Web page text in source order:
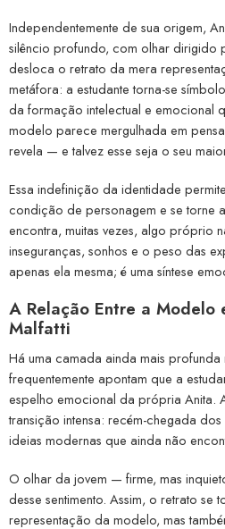
Independentemente de sua origem,
silêncio profundo, com olhar dirigido
desloca o retrato da mera
metáfora: a estudante torna-se
da formação intelectual e emocional
modelo parece mergulhada em
revela — e talvez esse seja o seu
Essa indefinição da identidade
condição de personagem e se torne
encontra, muitas vezes, algo próprio
inseguranças, sonhos e o peso das
apenas ela mesma; é uma síntese
A Relação Entre a Modelo
Malfatti
Há uma camada ainda mais profunda
frequentemente apontam que a
espelho emocional da própria Anita.
transição intensa: recém-chegada
ideias modernas que ainda não
O olhar da jovem — firme, mas
desse sentimento. Assim, o retrato se
representação da modelo, mas